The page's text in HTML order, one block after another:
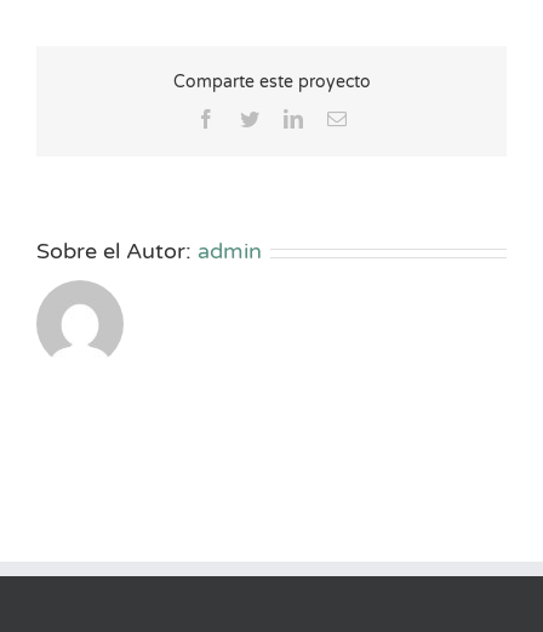
Comparte este proyecto
Facebook
TwitterLinkedInCorreo
Sobre el Autor: admin